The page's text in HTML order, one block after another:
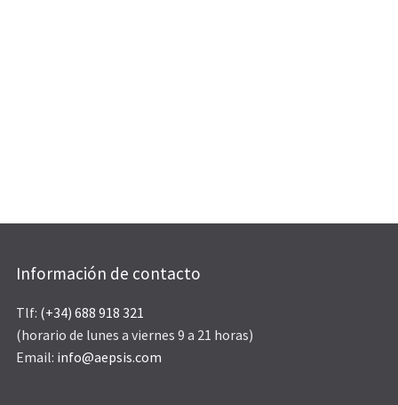
Información de contacto
Tlf: (+34) 688 918 321
(horario de lunes a viernes 9 a 21 horas)
Email: info@aepsis.com